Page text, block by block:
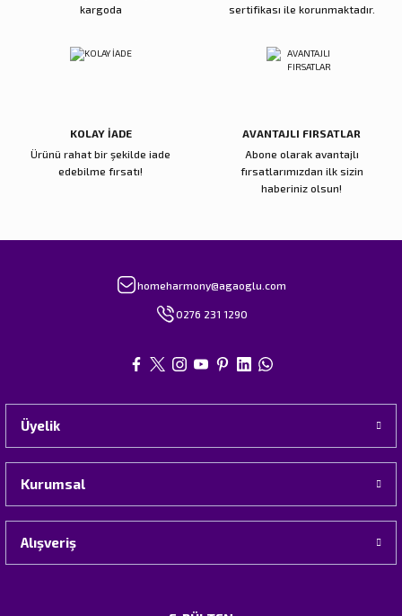
kargoda
sertifikası ile korunmaktadır.
KOLAY İADE
Ürünü rahat bir şekilde iade
edebilme fırsatı!
AVANTAJLI FIRSATLAR
Abone olarak avantajlı
fırsatlarımızdan ilk sizin
haberiniz olsun!
homeharmony@agaoglu.com
0276 231 1290
Üyelik
Kurumsal
Alışveriş